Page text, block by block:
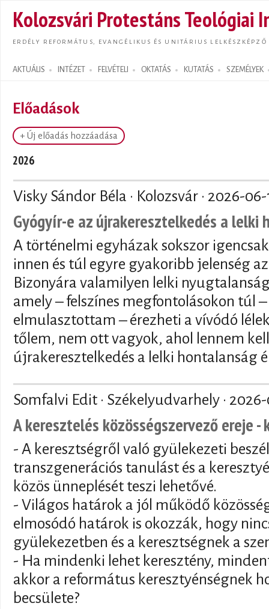
Kolozsvári Protestáns Teológiai
ERDÉLY REFORMÁTUS, EVANGÉLIKUS ÉS UNITÁRIUS LELKÉSZKÉPZŐ
AKTUÁLIS INTÉZET FELVÉTELI OKTATÁS KUTATÁS SZEMÉLYEK
Search form
Előadások
+ Új előadás hozzáadása
2026
Visky Sándor Béla · Kolozsvár · 2026-06-
Gyógyír-e az újrakeresztelkedés a lelki
A történelmi egyházak sokszor
innen és túl egyre gyakoribb jelenség
Bizonyára valamilyen lelki
amely – felszínes megfontolásokon túl
elmulasztottam – érezheti a vívódó
tőlem, nem ott vagyok, ahol lennem
újrakeresztelkedés a lelki hontalanság
Somfalvi Edit · Székelyudvarhely ·
A keresztelés közösségszervező ereje -
- A keresztségről való gyülekezeti
transzgenerációs tanulást és a
közös ünneplését teszi lehetővé.
- Világos határok a jól működő
elmosódó határok is okozzák, hogy
gyülekezetben és a keresztségnek a
- Ha mindenki lehet keresztény,
akkor a református keresztyénségnek
becsülete?